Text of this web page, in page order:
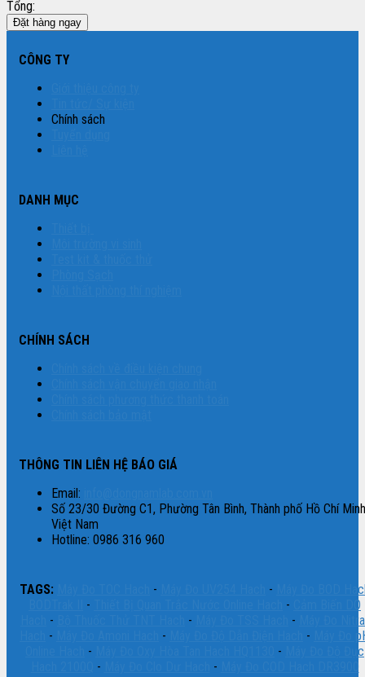
Tổng:
Đặt hàng ngay
CÔNG TY
Chính sách
DANH MỤC
CHÍNH SÁCH
THÔNG TIN LIÊN HỆ BÁO GIÁ
Email:
Số 23/30 Đường C1, Phường Tân Bình, Thành phố Hồ Chí
Việt Nam
Hotline: 0986 316 960
TAGS: - -
Máy Đo BOD
- -
Cảm Biến DO
- - -
Máy Đo
- - -
Máy Đo
- -
Máy Đo Độ Đục
- -